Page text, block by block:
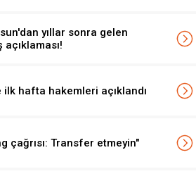
yıllar sonra gelen
açıklaması!
ilk hafta hakemleri açıklandı
çağrısı: Transfer etmeyin"